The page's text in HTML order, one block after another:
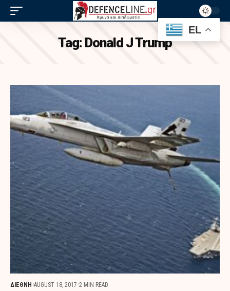
Tag: Donald J Trump
ΔΙΕΘΝΗ AUGUST 18, 2017 2 MIN READ
EL